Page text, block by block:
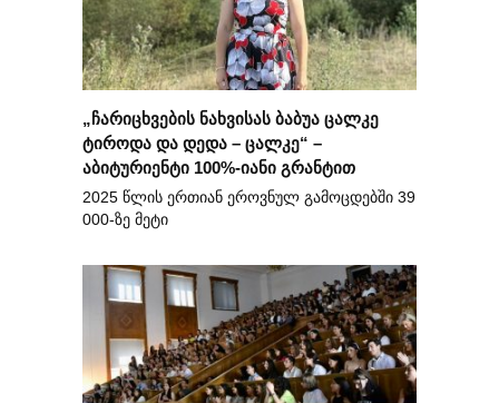
„ჩარიცხვების ნახვისას ბაბუა ცალკე
ტიროდა და დედა – ცალკე“ –
აბიტურიენტი 100%-იანი გრანტით
2025 წლის ერთიან ეროვნულ გამოცდებში 39
000-ზე მეტი